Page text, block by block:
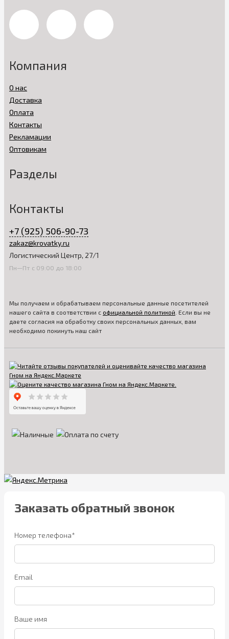
Компания
О нас
Доставка
Оплата
Контакты
Рекламации
Оптовикам
Разделы
Контакты
+7 (925) 506-90-73
zakaz@krovatky.ru
Логистический Центр, 27/1
Пн—Пт с 09:00 до 18:00
Мы получаем и обрабатываем персональные данные посетителей
нашего сайта в соответствии с официальной политикой . Если вы не
даете согласия на обработку своих персональных данных, вам
необходимо покинуть наш сайт
Заказать обратный звонок
Номер телефона*
Email
Ваше имя